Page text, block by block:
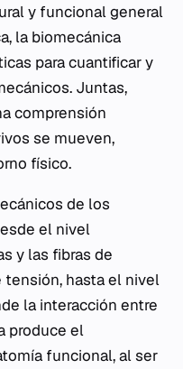
y funcional general
la biomecánica
para cuantificar y
Juntas,
comprensión
se mueven,
físico.
de los
el nivel
y las fibras de
hasta el nivel
la interacción entre
produce el
funcional, al ser